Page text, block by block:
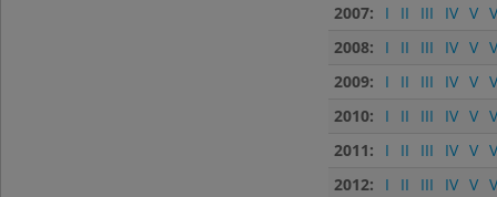
2007:
I II III IV V
2008:
I II III IV V
2009:
I II III IV V
2010:
I II III IV V
2011:
I II III IV V
2012:
I II III IV V